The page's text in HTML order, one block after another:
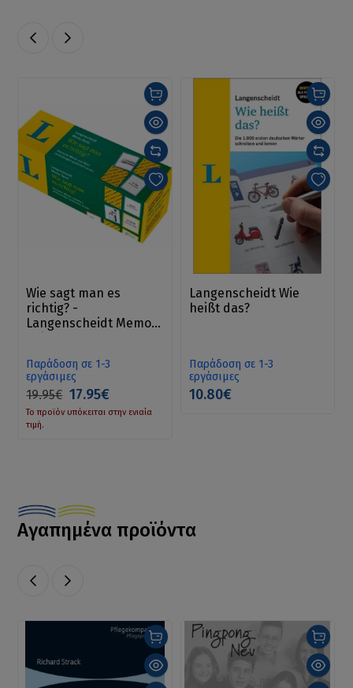
Wie sagt man es
richtig? -
Langenscheidt Memo -
Παράδοση σε 1-3
εργάσιμες
19.95€ 17.95€
Το προϊόν υπόκειται στην ενιαία
τιμή.
Langenscheidt Wie
heißt das?
Παράδοση σε 1-3
εργάσιμες
10.80€
Αγαπημένα προϊόντα